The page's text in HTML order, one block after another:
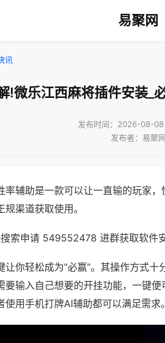
易聚网
讯
!微乐江西麻将插件安装_
发布时间：2026-08-08
发布者：易聚网
率辅助是一款可以让一直输的玩家
渠道获取使用。
索申请 549552478 进群获取软件
让你轻松成为“必赢”。其操作方式
要输入自己想要的开挂功能，一键
用手机打牌AI辅助都可以满足需求。